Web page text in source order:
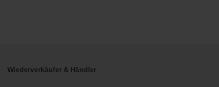
Wiederverkäufer & Händler